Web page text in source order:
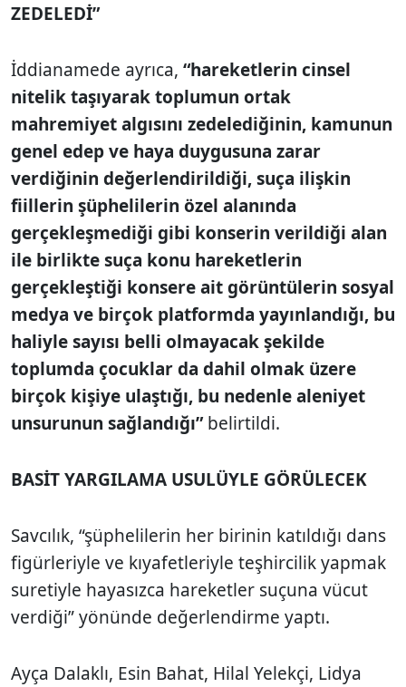
ZEDELEDİ”
İddianamede ayrıca, “hareketlerin cinsel
nitelik taşıyarak toplumun ortak
mahremiyet algısını zedelediğinin, kamunun
genel edep ve haya duygusuna zarar
verdiğinin değerlendirildiği, suça ilişkin
fiillerin şüphelilerin özel alanında
gerçekleşmediği gibi konserin verildiği alan
ile birlikte suça konu hareketlerin
gerçekleştiği konsere ait görüntülerin sosyal
medya ve birçok platformda yayınlandığı, bu
haliyle sayısı belli olmayacak şekilde
toplumda çocuklar da dahil olmak üzere
birçok kişiye ulaştığı, bu nedenle aleniyet
unsurunun sağlandığı”belirtildi.
BASİT YARGILAMA USULÜYLE GÖRÜLECEK
Savcılık, “şüphelilerin her birinin katıldığı dans
figürleriyle ve kıyafetleriyle teşhircilik yapmak
suretiyle hayasızca hareketler suçuna vücut
verdiği” yönünde değerlendirme yaptı.
Ayça Dalaklı, Esin Bahat, Hilal Yelekçi, Lidya